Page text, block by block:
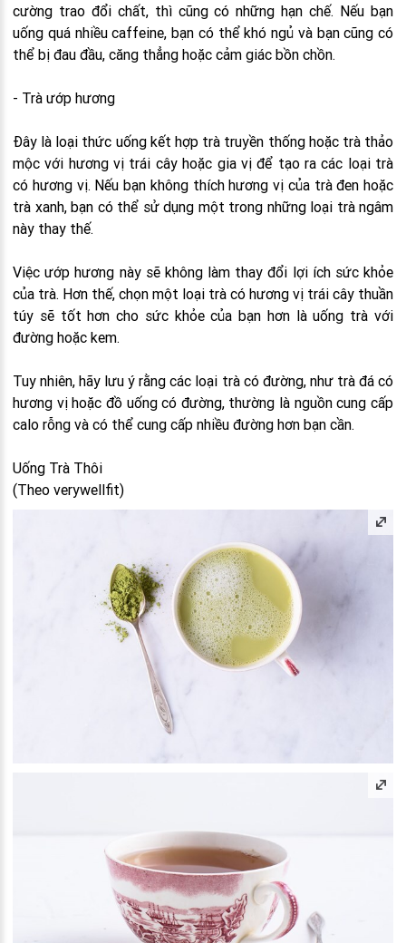
cường trao đổi chất, thì cũng có những hạn chế. Nếu bạn
uống quá nhiều caffeine, bạn có thể khó ngủ và bạn cũng có
thể bị đau đầu, căng thẳng hoặc cảm giác bồn chồn.
- Trà ướp hương
Đây là loại thức uống kết hợp trà truyền thống hoặc trà thảo
mộc với hương vị trái cây hoặc gia vị để tạo ra các loại trà
có hương vị. Nếu bạn không thích hương vị của trà đen hoặc
trà xanh, bạn có thể sử dụng một trong những loại trà ngâm
này thay thế.
Việc ướp hương này sẽ không làm thay đổi lợi ích sức khỏe
của trà. Hơn thế, chọn một loại trà có hương vị trái cây thuần
túy sẽ tốt hơn cho sức khỏe của bạn hơn là uống trà với
đường hoặc kem.
Tuy nhiên, hãy lưu ý rằng các loại trà có đường, như trà đá có
hương vị hoặc đồ uống có đường, thường là nguồn cung cấp
calo rỗng và có thể cung cấp nhiều đường hơn bạn cần.
Uống Trà Thôi
(Theo verywellfit)